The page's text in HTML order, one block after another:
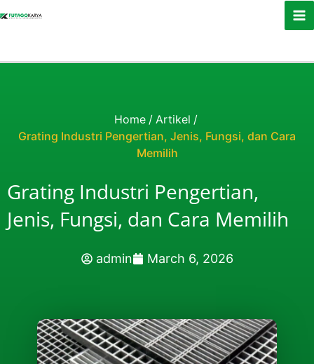
Home / Artikel /
Grating Industri Pengertian, Jenis, Fungsi, dan Cara
Memilih
Grating Industri Pengertian,
Jenis, Fungsi, dan Cara Memilih
admin March 6, 2026